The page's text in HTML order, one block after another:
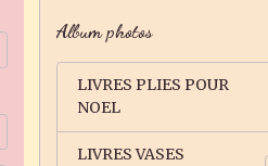
Album photos
LIVRES PLIES POUR
NOEL
LIVRES VASES